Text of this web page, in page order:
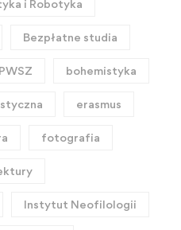
i Robotyka
Bezpłatne studia
bohemistyka
erasmus
fotografia
Instytut Neofilologii